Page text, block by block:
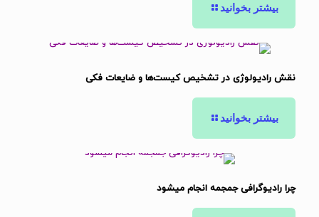
بیشتر بخوانید
نقش رادیولوژی در تشخیص کیست‌ها و ضایعات فکی
بیشتر بخوانید
چرا رادیوگرافی جمجمه انجام میشود